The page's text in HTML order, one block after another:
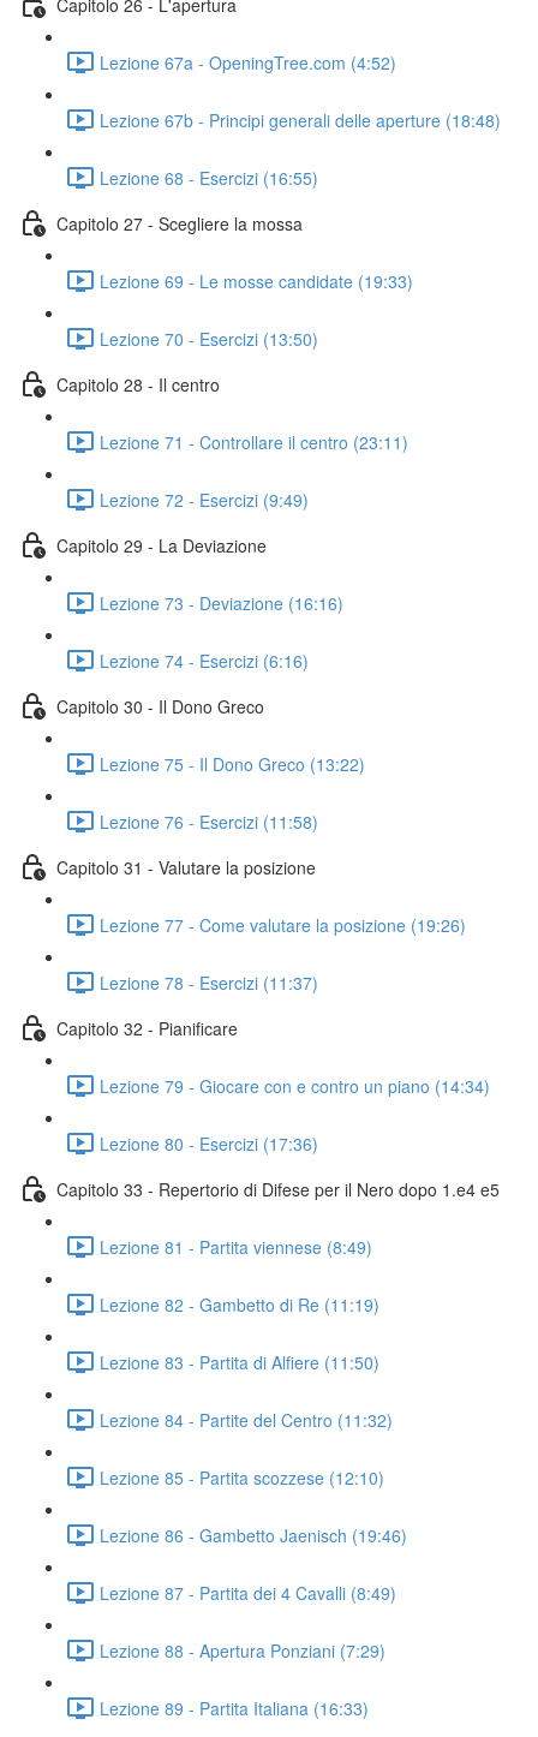
Lezione 67a - OpeningTree.com (4:52)
Lezione 67b - Principi generali delle aperture (18:48)
Lezione 68 - Esercizi (16:55)
Capitolo 27 - Scegliere la mossa
Lezione 69 - Le mosse candidate (19:33)
Lezione 70 - Esercizi (13:50)
Capitolo 28 - Il centro
Lezione 71 - Controllare il centro (23:11)
Lezione 72 - Esercizi (9:49)
Capitolo 29 - La Deviazione
Lezione 73 - Deviazione (16:16)
Lezione 74 - Esercizi (6:16)
Capitolo 30 - Il Dono Greco
Lezione 75 - Il Dono Greco (13:22)
Lezione 76 - Esercizi (11:58)
Capitolo 31 - Valutare la posizione
Lezione 77 - Come valutare la posizione (19:26)
Lezione 78 - Esercizi (11:37)
Capitolo 32 - Pianificare
Lezione 79 - Giocare con e contro un piano (14:34)
Lezione 80 - Esercizi (17:36)
Capitolo 33 - Repertorio di Difese per il Nero dopo 1.e4 e5
Lezione 81 - Partita viennese (8:49)
Lezione 82 - Gambetto di Re (11:19)
Lezione 83 - Partita di Alfiere (11:50)
Lezione 84 - Partite del Centro (11:32)
Lezione 85 - Partita scozzese (12:10)
Lezione 86 - Gambetto Jaenisch (19:46)
Lezione 87 - Partita dei 4 Cavalli (8:49)
Lezione 88 - Apertura Ponziani (7:29)
Lezione 89 - Partita Italiana (16:33)